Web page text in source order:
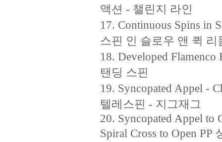
액션 - 챌린지 라인
17. Continuous Spins in
스핀 인 슬로우 앤 퀵
18. Developed
탠딩 스핀
19. Syncopated Appel -
텔레스핀 - 지그재그
20. Syncopated Appel to
Spiral Cross to Open